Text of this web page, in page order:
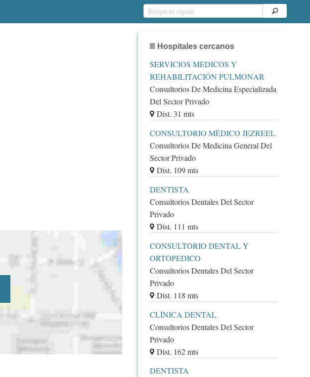
Hospitales cercanos
SERVICIOS MEDICOS Y
REHABILITACIÓN PULMONAR
Consultorios De Medicina Especializada
Del Sector Privado
Dist. 31 mts
CONSULTORIO MÉDICO JEZREEL
Consultorios De Medicina General Del
Sector Privado
Dist. 109 mts
DENTISTA
Consultorios Dentales Del Sector
Privado
Dist. 111 mts
CONSULTORIO DENTAL Y
ORTOPEDICO
Consultorios Dentales Del Sector
Privado
Dist. 118 mts
CLÍNICA DENTAL
Consultorios Dentales Del Sector
Privado
Dist. 162 mts
DENTISTA